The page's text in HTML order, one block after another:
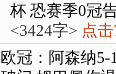
杯 恐赛季0冠
<3424字> 点
欧冠：阿森纳